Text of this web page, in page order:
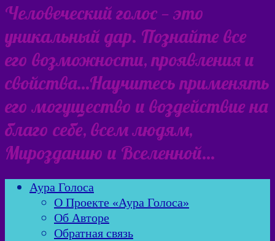
Человеческий голос — это
уникальный дар. Познайте все
его возможности, проявления и
свойства…Научитесь применять
его могущество и воздействие на
благо себе, всем людям,
Мирозданию и Вселенной…
Аура Голоса
О Проекте «Аура Голоса»
Об Авторе
Обратная связь